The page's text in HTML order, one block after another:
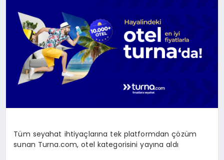
Tüm seyahat ihtiyaçlarına tek platformdan çözüm
sunan Turna.com, otel kategorisini yayına aldı